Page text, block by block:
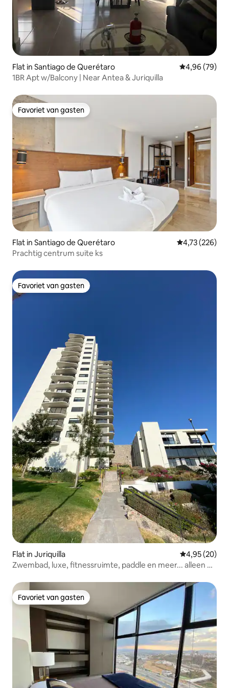
Flat in Santiago de Querétaro Gemiddelde
4,96 (79)
1BR Apt w/Balcony | Near Antea & Juriquilla
Favoriet van gasten
Favoriet van gasten
Flat in Santiago de Querétaro Gemiddelde
4,73 (226)
Prachtig centrum suite ks
Favoriet van gasten
Favoriet van gasten
Flat in Juriquilla Gemiddelde
4,95 (20)
Zwembad, luxe, fitnessruimte, paddle en meer... alleen bij
Favoriet van gasten
Favoriet van gasten